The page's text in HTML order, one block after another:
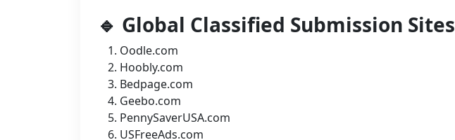
🔹 Global Classified Submission Sites
Oodle.com
Hoobly.com
Bedpage.com
Geebo.com
PennySaverUSA.com
USFreeAds.com